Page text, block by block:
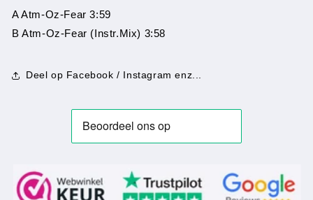
Atm-
Oz-
Atm-
Oz-
A Atm-Oz-Fear 3:59
B Atm-Oz-Fear (Instr.Mix) 3:58
Deel op Facebook / Instagram enz...